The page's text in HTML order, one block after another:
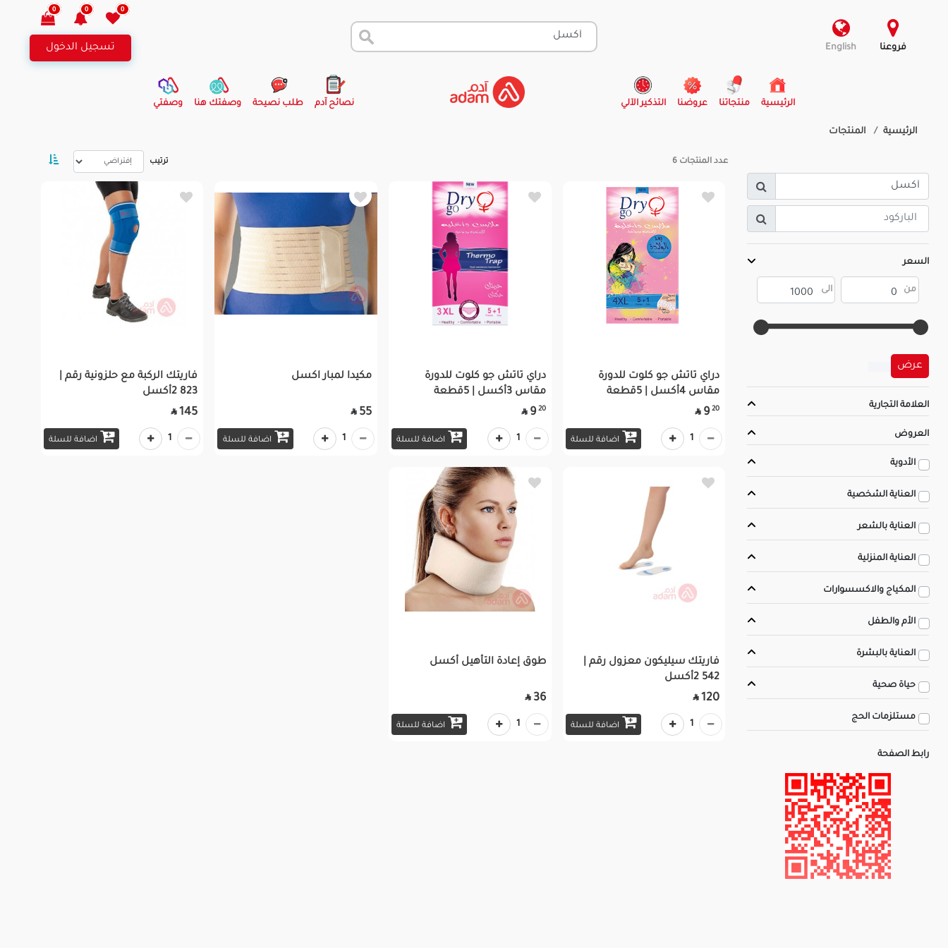
فروعنا English
0
0
0
تسجيل الدخول
الرئيسية
(current) منتجاتنا عروضنا التذكير الآلي نصائح آدم طلب نصيحة وصفتك هنا وصفتي
الرئيسية المنتجات
السعر
عرض
العلامة التجارية
العروض
الأدوية
العناية الشخصية
العناية بالشعر
العناية المنزلية
المكياج والاكسسوارات
الأم والطفل
العناية بالبشرة
حياة صحية
مستلزمات الحج
رابط الصفحة
عدد المنتجات 6 ترتيب
دراي تاتش جو كلوت للدورة
مقاس 4أكسل | 5قطعة
20
9

اضافة للسلة 1
دراي تاتش جو كلوت للدورة
مقاس 3أكسل | 5قطعة
20
9

اضافة للسلة 1
مكيدا لمبار اكسل
55

اضافة للسلة 1
فاريتك الركبة مع حلزونية رقم |
823 2أكسل
145

اضافة للسلة 1
فاريتك سيليكون معزول رقم |
542 2أكسل
120

اضافة للسلة 1
طوق إعادة التأهيل أكسل
36

اضافة للسلة 1